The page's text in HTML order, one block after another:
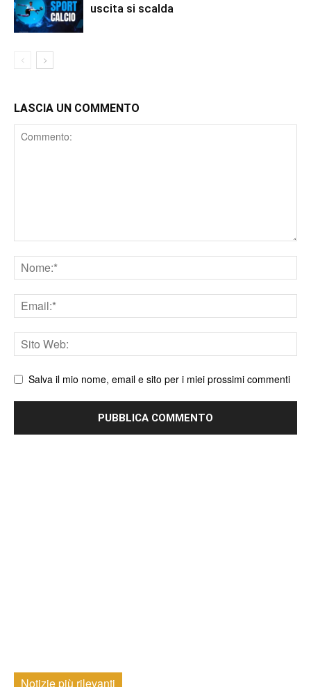
uscita si scalda
LASCIA UN COMMENTO
Comment
Nome
Email
Sito
web
Salva il mio nome, email e sito per i miei prossimi commenti
Notizie più rilevanti